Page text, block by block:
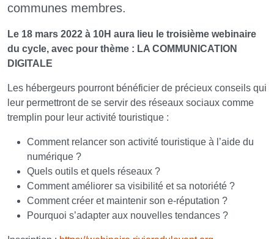
communes membres.
Le 18 mars 2022 à 10H aura lieu le troisième webinaire
du cycle, avec pour thème : LA COMMUNICATION
DIGITALE
Les hébergeurs pourront bénéficier de précieux conseils qui
leur permettront de se servir des réseaux sociaux comme
tremplin pour leur activité touristique :
Comment relancer son activité touristique à l’aide du
numérique ?
Quels outils et quels réseaux ?
Comment améliorer sa visibilité et sa notoriété ?
Comment créer et maintenir son e-réputation ?
Pourquoi s’adapter aux nouvelles tendances ?